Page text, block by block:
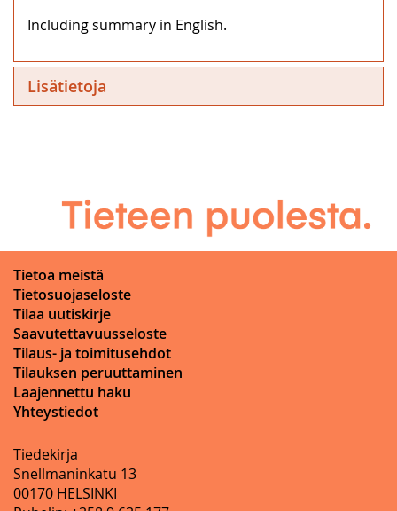
Including summary in English.
Lisätietoja
Tietoa meistä
Tietosuojaseloste
Tilaa uutiskirje
Saavutettavuusseloste
Tilaus- ja toimitusehdot
Tilauksen peruuttaminen
Laajennettu haku
Yhteystiedot
Tiedekirja
Snellmaninkatu 13
00170 HELSINKI